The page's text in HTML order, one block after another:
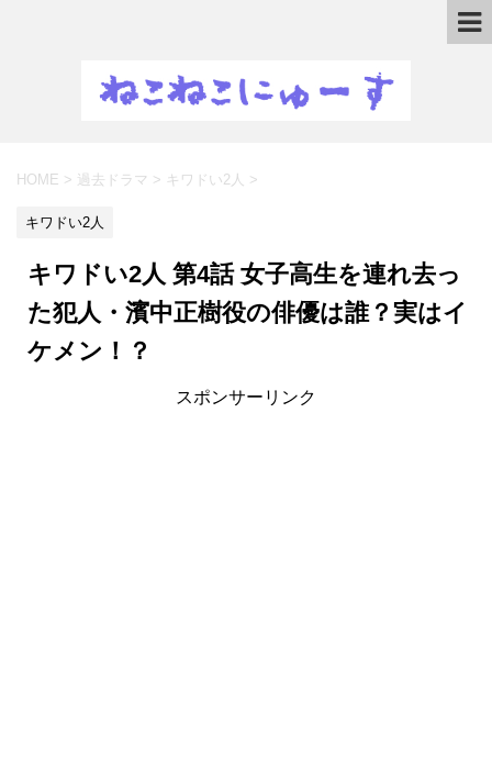
HOME > 過去ドラマ > キワドい2人 >
キワドい2人
キワドい2人 第4話 女子高生を連れ去っ
た犯人・濱中正樹役の俳優は誰？実はイ
ケメン！？
スポンサーリンク